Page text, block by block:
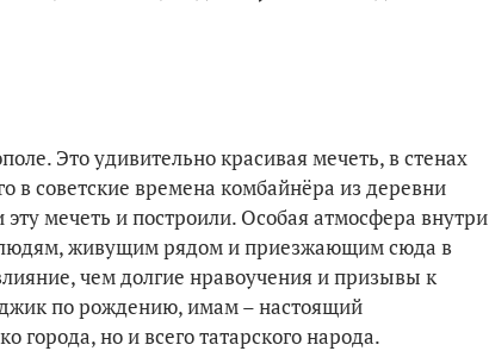
Это удивительно красивая мечеть, в стенах
в советские времена комбайнёра из деревни
мечеть и построили. Особая атмосфера внутри
людям, живущим рядом и приезжающим сюда в
чем долгие нравоучения и призывы к
по рождению, имам – настоящий
города, но и всего татарского народа.